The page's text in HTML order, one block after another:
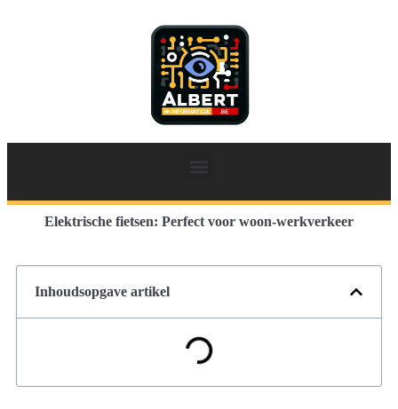
Elektrische fietsen: Perfect voor woon-werkverkeer
Inhoudsopgave artikel